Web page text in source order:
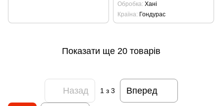
Обробка Хані
Країна Гондурас
Показати ще 20 товарів
Назад 1з 3 Вперед